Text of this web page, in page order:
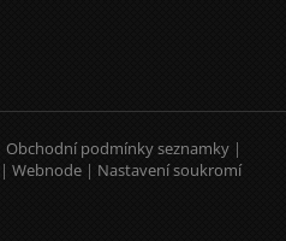
Obchodní podmínky seznamky |
| Webnode | Nastavení soukromí